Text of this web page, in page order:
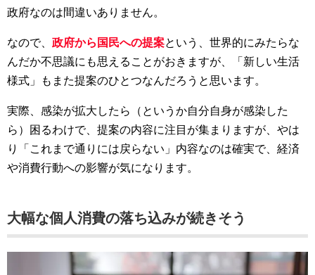
政府なのは間違いありません。
なので、 政府から国民への提案という、世界的にみたらな
んだか不思議にも思えることがおきますが、「新しい生活
様式」もまた提案のひとつなんだろうと思います。
実際、感染が拡大したら（というか自分自身が感染した
ら）困るわけで、提案の内容に注目が集まりますが、やは
り「これまで通りには戻らない」内容なのは確実で、経済
や消費行動への影響が気になります。
大幅な個人消費の落ち込みが続きそう